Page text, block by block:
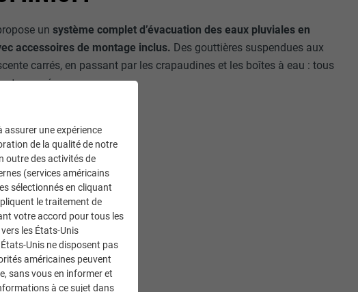
unsystème complet d’évacuation des eaux pluviales en
accessoires de montage inclus. Des gouttières suspendues aux
carrés, en passant par les crapaudines et les boîtes à eau : tous
exaucés.
assurer une expérience
de la qualité de notre
outre des activités de
(services américains
sélectionnés en cliquant
le traitement de
votre accord pour tous les
les États-Unis
Unis ne disposent pas
américaines peuvent
sans vous en informer et
à ce sujet dans